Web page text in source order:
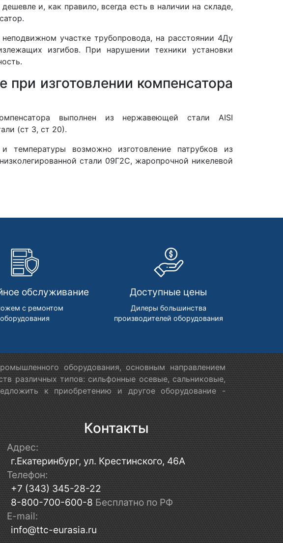
и, как правило, всегда есть в наличии на складе,
участке трубопровода, на расстоянии 4Ду
изгибов. При нарушении техники установки
изготовлении компенсатора
выполнен из нержавеющей стали AISI
(ст 3, ст 20).
возможно изготовление патрубков из
стали 09Г2С, жаропрочной никелевой
обслуживание
с ремонтом
оборудования
Доступные цены
Дилеры большинства
производителей оборудования
оборудования, основным направлением
различных типов: сильфонные осевые, сальниковые,
к приобретению и другое оборудование -
Контакты
Адрес:
г.Екатеринбург, ул. Крестинского, 46А
Телефон:
+7 (343) 345-28-22
8-800-700-600-8 Бесплатно по РФ
E-mail:
info@ttc-eurasia.ru